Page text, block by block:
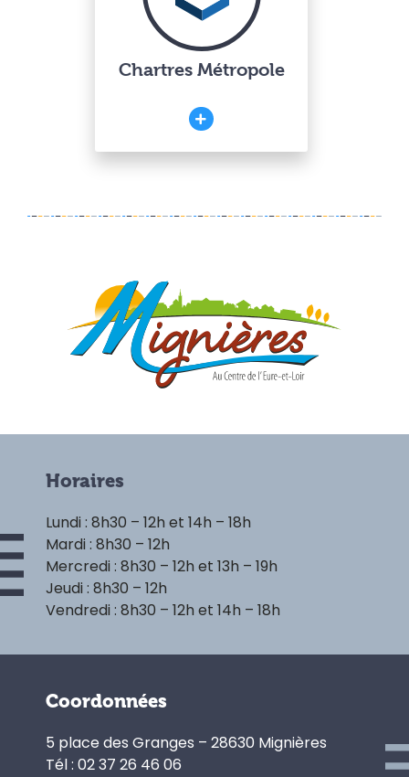
Chartres Métropole
Horaires
Lundi : 8h30 – 12h et 14h – 18h
Mardi : 8h30 – 12h
Mercredi : 8h30 – 12h et 13h – 19h
Jeudi : 8h30 – 12h
Vendredi : 8h30 – 12h et 14h – 18h
Coordonnées
5 place des Granges – 28630 Mignières
Tél : 02 37 26 46 06